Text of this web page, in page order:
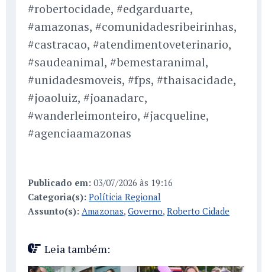
#robertocidade, #edgarduarte,
#amazonas, #comunidadesribeirinhas,
#castracao, #atendimentoveterinario,
#saudeanimal, #bemestaranimal,
#unidadesmoveis, #fps, #thaisacidade,
#joaoluiz, #joanadarc,
#wanderleimonteiro, #jacqueline,
#agenciaamazonas
Publicado em: 03/07/2026 às 19:16
Categoria(s): Políticia Regional
Assunto(s): Amazonas, Governo, Roberto Cidade
Leia também: